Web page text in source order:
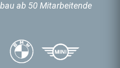
ab 50 Mitarbeitende